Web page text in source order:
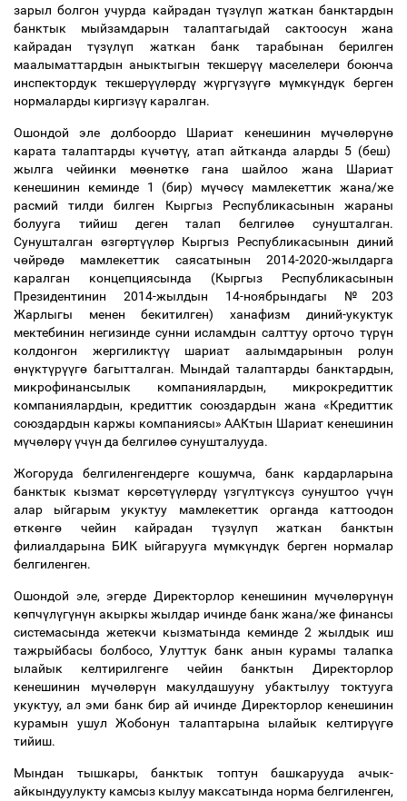
зарыл болгон учурда кайрадан түзүлүп жаткан банктардын
банктык мыйзамдарын талаптагыдай сактоосун жана
кайрадан түзүлүп жаткан банк тарабынан берилген
маалыматтардын аныктыгын текшерүү маселелери боюнча
инспектордук текшерүүлөрдүжүргүзүүгө мүмкүндүк берген
нормаларды киргизүү каралган.
Ошондой эле долбоордо Шариат кенешинин мүчөлөрүнө
карата талаптарды күчөтүү, атап айтканда аларды 5 (беш)
жылга чейинки мөөнөткөгана шайлоо жана Шариат
кенешинин кеминде 1 (бир) мүчөсү мамлекеттик жана/же
расмий тилди билген Кыргыз Республикасынын жараны
болууга тийиш деген талап белгилөө сунушталган.
Сунушталган өзгөртүүлөр Кыргыз Республикасынын диний
чөйрөдө мамлекеттик саясатынын 2014-2020-жылдарга
каралган концепциясында (Кыргыз Республикасынын
Президентинин 2014-жылдын 14-ноябрындагы №203
Жарлыгы менен бекитилген) ханафизм диний-укуктук
мектебинин негизинде сунни исламдын салттуу орточо түрүн
колдонгон жергиликтүүшариат аалымдарынын ролун
өнүктүрүүгө багытталган. Мындай талаптарды банктардын,
микрофинансылык компаниялардын, микрокредиттик
компаниялардын, кредиттик союздардын жана «Кредиттик
союздардын каржы компаниясы» ААКтын Шариат кенешинин
мүчөлөрүүчүн да белгилөөсунушталууда.
Жогоруда белгиленгендерге кошумча, банк кардарларына
банктык кызмат көрсөтүүлөрдү үзгүлтүксүз сунуштооүчүн
алар ыйгарым укуктуу мамлекеттик органда каттоодон
өткөнгө чейин кайрадан түзүлүп жаткан банктын
филиалдарына БИК ыйгарууга мүмкүндүк берген нормалар
белгиленген.
Ошондой эле, эгерде Директорлор кенешинин мүчөлөрүнүн
көпчүлүгүнүн акыркы жылдар ичинде банк жана/же финансы
системасында жетекчи кызматында кеминде 2 жылдык иш
тажрыйбасы болбосо, Улуттук банк анын курамы талапка
ылайык келтирилгенге чейин банктын Директорлор
кенешинин мүчөлөрүн макулдашууну убактылуу токтууга
укуктуу, ал эми банк бир ай ичинде Директорлор кенешинин
курамын ушул Жобонун талаптарына ылайык келтирүүгө
тийиш.
Мындан тышкары, банктык топтун башкарууда ачык-
айкындуулукту камсыз кылуу максатында норма белгиленген,